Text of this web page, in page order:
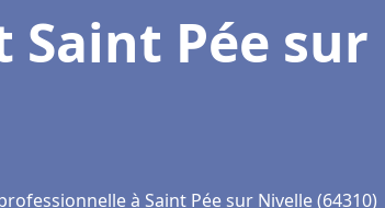
Pée sur
à Saint Pée sur Nivelle (64310)